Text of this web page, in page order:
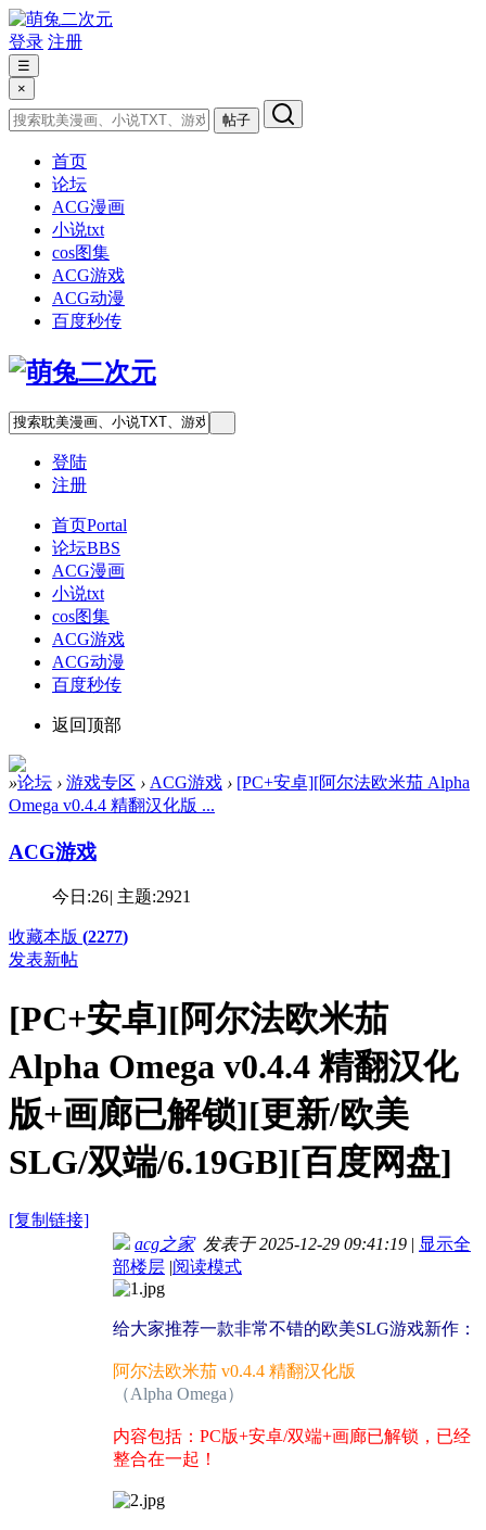
登录 注册
☰
×
帖子
首页
论坛
ACG漫画
小说txt
cos图集
ACG游戏
ACG动漫
百度秒传
登陆
注册
首页Portal
论坛BBS
ACG漫画
小说txt
cos图集
ACG游戏
ACG动漫
百度秒传
返回顶部
»论坛 › 游戏专区 › ACG游戏 › [PC+安卓][阿尔法欧米茄 Alpha
Omega v0.4.4 精翻汉化版 ...
ACG游戏
今日:26| 主题:2921
收藏本版 (2277)
发表新帖
[PC+安卓][阿尔法欧米茄
Alpha Omega v0.4.4 精翻汉化
版+画廊已解锁][更新/欧美
SLG/双端/6.19GB][百度网盘]
[复制链接]
acg之家发表于 2025-12-29 09:41:19 | 显示全
部楼层 |阅读模式
给大家推荐一款非常不错的欧美SLG游戏新作：
阿尔法欧米茄 v0.4.4 精翻汉化版
（Alpha Omega）
内容包括：PC版+安卓/双端+画廊已解锁，已经
整合在一起！